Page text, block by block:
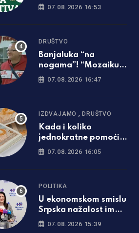
ponovo zasvirala
07.08.2026 16:53
DRUŠTVO
Banjaluka “na
nogama”! “Mozaiku
prijateljstva”
gradnju javne kuhinje
07.08.2026 16:47
IZDVAJAMO ,DRUŠTVO
Kada i koliko
jednokratne pomoći
će dobiti penzioneri u
07.08.2026 16:05
POLITIKA
U ekonomskom smislu
Srpska nažalost ima
gore pokazatelje od
07.08.2026 15:39